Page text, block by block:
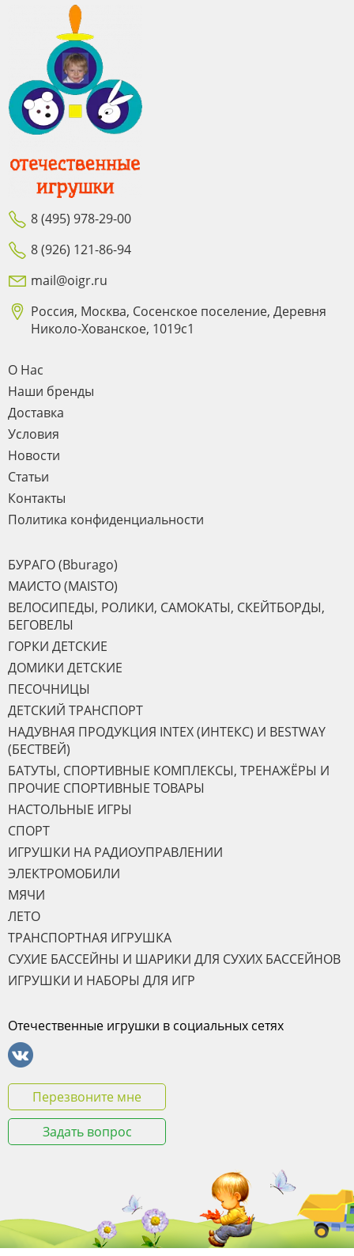
8 (495) 978-29-00
8 (926) 121-86-94
mail@oigr.ru
Россия, Москва, Сосенское поселение, Деревня
Николо-Хованское, 1019с1
О Нас
Наши бренды
Доставка
Условия
Новости
Статьи
Контакты
Политика конфиденциальности
БУРАГО (Bburago)
МАИСТО (MAISTO)
ВЕЛОСИПЕДЫ, РОЛИКИ, САМОКАТЫ, СКЕЙТБОРДЫ,
БЕГОВЕЛЫ
ГОРКИ ДЕТСКИЕ
ДОМИКИ ДЕТСКИЕ
ПЕСОЧНИЦЫ
ДЕТСКИЙ ТРАНСПОРТ
НАДУВНАЯ ПРОДУКЦИЯ INTEX (ИНТЕКС) И BESTWAY
(БЕСТВЕЙ)
БАТУТЫ, СПОРТИВНЫЕ КОМПЛЕКСЫ, ТРЕНАЖЁРЫ И
ПРОЧИЕ СПОРТИВНЫЕ ТОВАРЫ
НАСТОЛЬНЫЕ ИГРЫ
СПОРТ
ИГРУШКИ НА РАДИОУПРАВЛЕНИИ
ЭЛЕКТРОМОБИЛИ
МЯЧИ
ЛЕТО
ТРАНСПОРТНАЯ ИГРУШКА
СУХИЕ БАССЕЙНЫ И ШАРИКИ ДЛЯ СУХИХ БАССЕЙНОВ
ИГРУШКИ И НАБОРЫ ДЛЯ ИГР
Отечественные игрушки в социальных сетях
Перезвоните мне
Задать вопрос